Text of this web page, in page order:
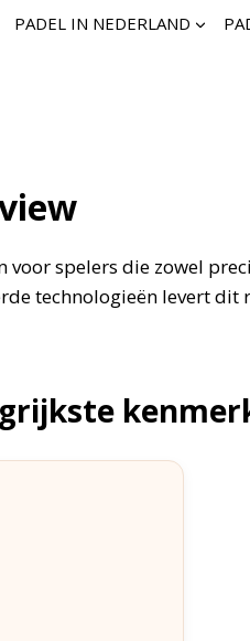
PADEL IN NEDERLAND
voor spelers die zowel
technologieën levert dit